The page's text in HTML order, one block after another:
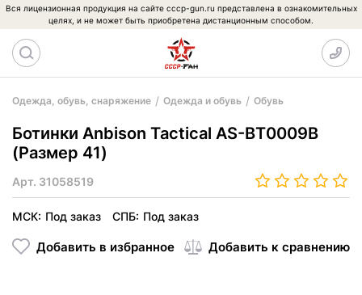
Вся лицензионная продукция на сайте cccp-gun.ru представлена в ознакомительных
целях, и не может быть приобретена дистанционным способом.
Одежда, обувь, снаряжение Одежда и обувь Обувь
Ботинки Anbison Tactical AS-BT0009B
(Размер 41)
Арт. 31058519
МСК: Под заказ СПБ: Под заказ
Добавить в избранное Добавить к сравнению